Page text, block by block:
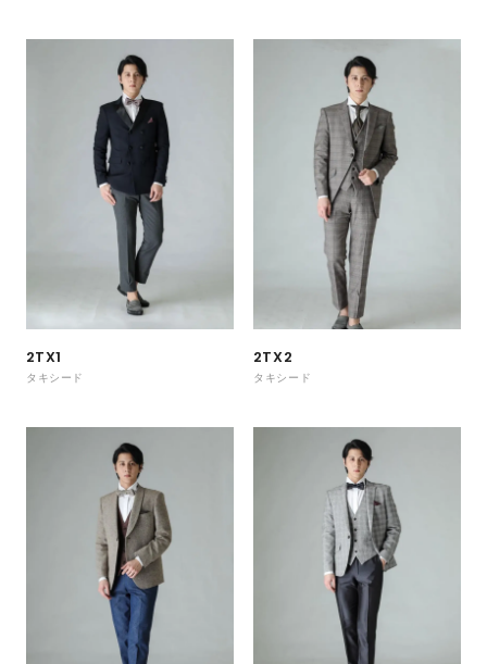
2TX1
タキシード
2TX2
タキシード